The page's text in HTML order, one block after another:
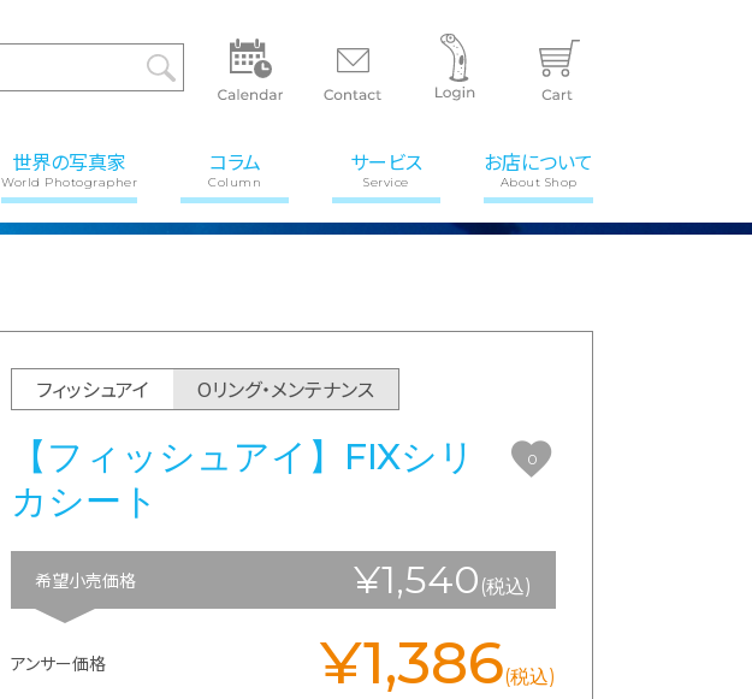
世界の写真家
World Photographer
コラム
Column
サービス
Service
お店について
About Shop
フィッシュアイ Oリング・メンテナンス
【フィッシュアイ】FIXシリ
カシート
0
希望小売価格 ¥1,540 (税込)
アンサー価格 ¥1,386(税込)